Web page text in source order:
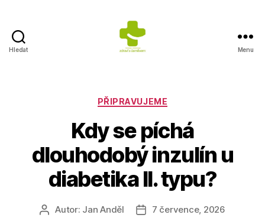
Hledat
místě
Menu
Rubriky
PŘIPRAVUJEME
Kdy se píchá
dlouhodobý inzulín u
diabetika II. typu?
AutorAutor: Jan Anděl
Datum
7 července, 2026